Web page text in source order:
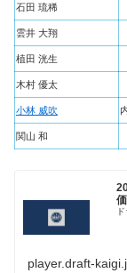
石田 琉稀
雲井 大翔
植田 洸生
木村 優太
小林 威吹
関山 和
価
player.draft-